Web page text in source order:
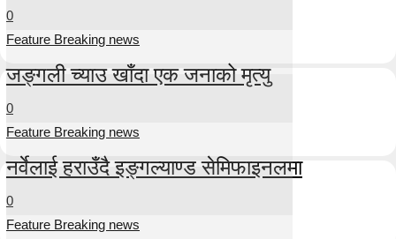
0
Feature Breaking news
जङ्गली च्याउ खाँदा एक जनाको मृत्यु
0
Feature Breaking news
नर्वेलाई हराउँदै इङ्गल्याण्ड सेमिफाइनलमा
0
Feature Breaking news